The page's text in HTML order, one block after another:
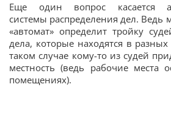
Еще один вопрос касается
системы распределения дел. Ведь
«автомат» определит тройку
дела, которые находятся в
таком случае кому-то из судей
местность (ведь рабочие места
помещениях).